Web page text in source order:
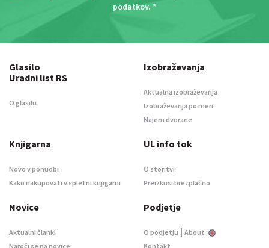
podatkov. *
Glasilo
Uradni list RS
O glasilu
Izobraževanja
Aktualna izobraževanja
Izobraževanja po meri
Najem dvorane
Knjigarna
Novo v ponudbi
Kako nakupovati v spletni knjigarni
UL info tok
O storitvi
Preizkusi brezplačno
Novice
Aktualni članki
Naroči se na novice
Podjetje
O podjetju | About
Kontakt